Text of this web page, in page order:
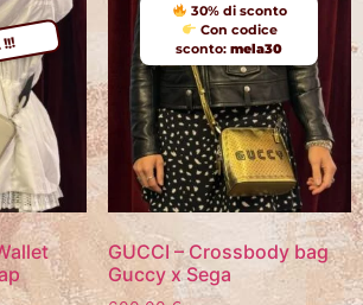
30% di sconto
Con codice
sconto:mela30
GUCCI – Crossbody bag
Guccy x Sega